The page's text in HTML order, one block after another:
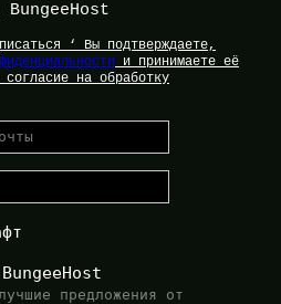
BungeeHost
‘ Вы подтверждаете,
и принимаете её
на обработку
предложения от